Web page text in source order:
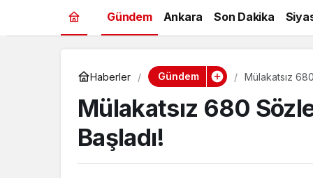
Gündem Ankara Son Dakika
Haberler Gündem Mülakatsız
Mülakatsız 680
Başladı!